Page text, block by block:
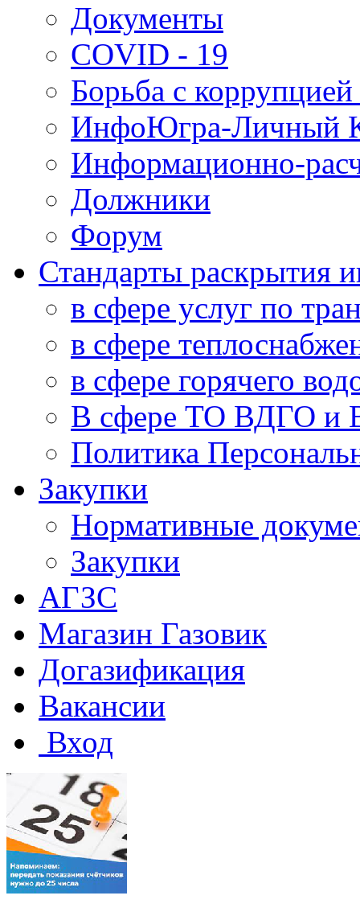
Документы
COVID - 19
Борьба с
ИнфоЮгра-Личный
Информационно-
Должники
Форум
Стандарты раскрытия
в сфере услуг по
в сфере
в сфере горячего
В сфере ТО ВДГО и
Политика
Закупки
Нормативные
Закупки
АГЗС
Магазин Газовик
Догазификация
Вакансии
Вход